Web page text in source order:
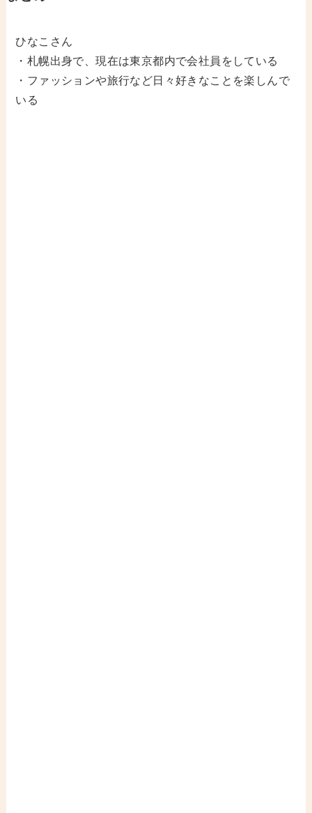
ひなこさん
・札幌出身で、現在は東京都内で会社員をしている
・ファッションや旅行など日々好きなことを楽しんで
いる